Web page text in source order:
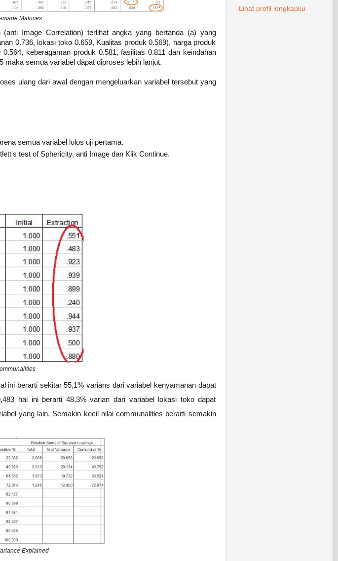
image Matrices
Image Correlation) terlihat angka yang bertanda (a) yang
0.736, lokasi toko 0.659, Kualitas produk 0.569), harga produk
keberagaman produk 0.581, fasilitas 0.811 dan keindahan
maka semua variabel dapat diproses lebih lanjut.
ulang dari awal dengan mengeluarkan variabel tersebut yang
semua variabel lolos uji pertama.
test of Sphericity, anti Image dan Klik Continue.
ini berarti sekitar 55,1% varians dari variabel kenyamanan dapat
hal ini berarti 48,3% varian dari variabel lokasi toko dapat
yang lain. Semakin kecil nilai communalities berarti semakin
Explained
Lihat profil lengkapku